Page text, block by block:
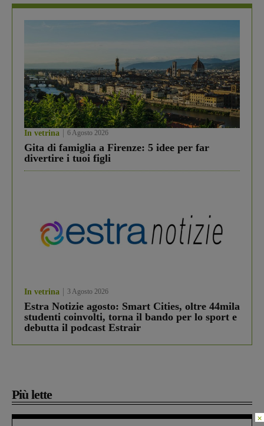
In vetrina 6 Agosto 2026
Gita di famiglia a Firenze: 5 idee per far
divertire i tuoi figli
In vetrina 3 Agosto 2026
Estra Notizie agosto: Smart Cities, oltre 44mila
studenti coinvolti, torna il bando per lo sport e
debutta il podcast Estrair
Più lette
×